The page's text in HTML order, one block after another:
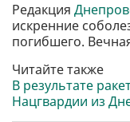
Редакция
искренние
погибшего.
Читайте также
В результате
Нацгвардии из